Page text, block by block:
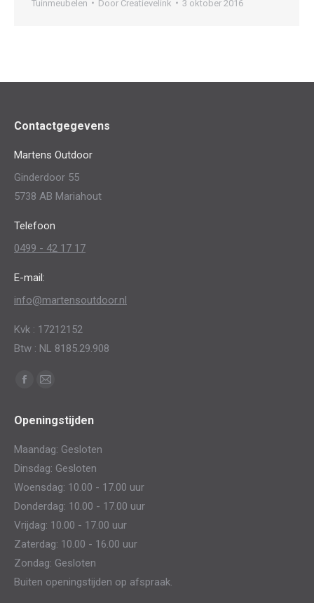
Tuinmeubelen Door Creatievelink 3 oktober 2016
Contactgegevens
Martens Outdoor
Ginderdoor 55
5738 AB Mariahout
Telefoon
0499 - 42 17 17
E-mail:
info@martensoutdoor.nl
Kvk : 17212152
Btw : NL 8185.29.908
Vind ons op:
Facebook
opens
Mail
opens
Openingstijden
Maandag: Gesloten
Dinsdag: Gesloten
Woensdag: 10.00 - 17.00 uur
Donderdag: 10.00 - 17.00 uur
Vrijdag: 10.00 - 17.00 uur
Zaterdag: 10.00 - 16.00 uur
Zondag: Gesloten
Buiten openingstijden op afspraak.